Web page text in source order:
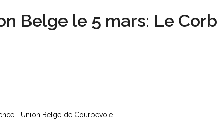
Belge le 5 mars: Le
L’Union Belge de Courbevoie.